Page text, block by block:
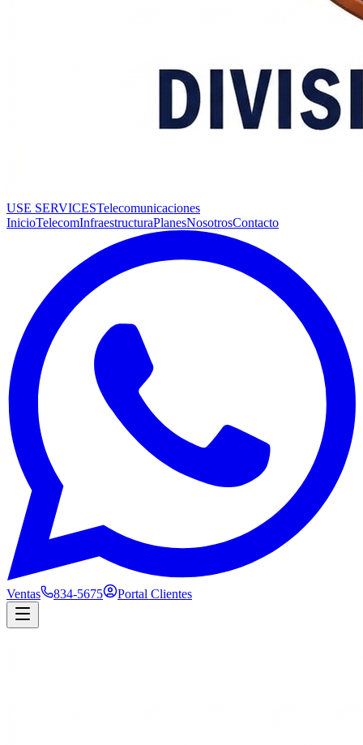
USE SERVICESTelecomunicaciones
InicioTelecomInfraestructuraPlanesNosotrosContacto
Ventas 834-5675 Portal Clientes